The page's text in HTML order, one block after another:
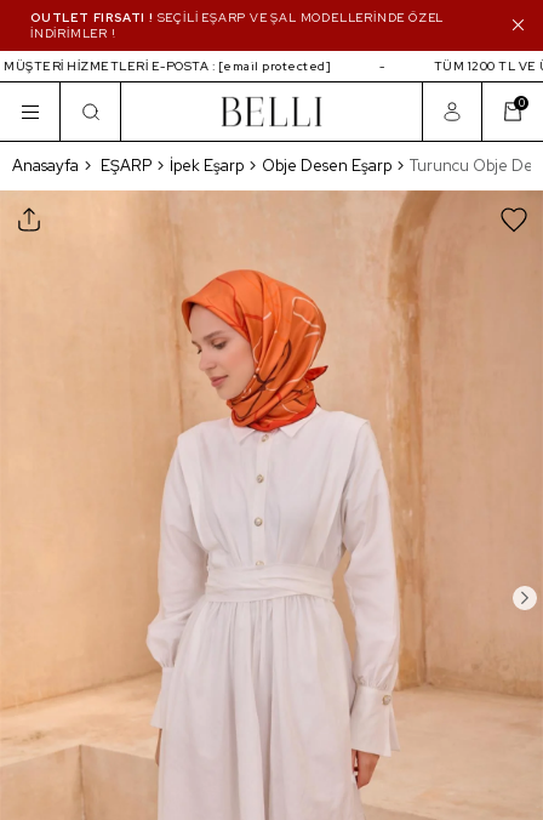
OUTLET FIRSATI ! SEÇİLİ EŞARP VE ŞAL MODELLERİNDE ÖZEL
İNDİRİMLER !
HİZMETLERİ E-POSTA :[email protected] TÜM 1200 TL VE
0
Turuncu Obje Desen %100 Sura İpek Eşarp
Anasayfa EŞARP İpek Eşarp Obje Desen Eşarp Turuncu Obje